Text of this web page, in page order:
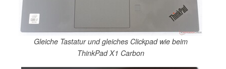
Gleiche Tastatur und gleiches Clickpad wie beim
ThinkPad X1 Carbon